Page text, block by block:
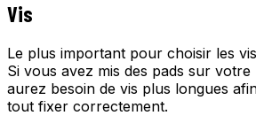
Vis
Le plus important pour choisir les
Si vous avez mis des pads sur
aurez besoin de vis plus longues
tout fixer correctement.